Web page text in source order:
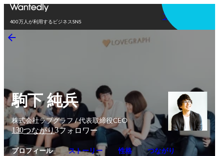
400万人が利用するビジネスSNS
アプリを使う
駒下 純兵
株式会社ラブグラフ / 代表取締役CEO
130つながり3フォロワー
プロフィール ストーリー 性格 つながり